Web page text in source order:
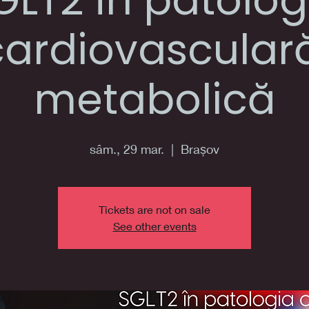
metabolică
sâm., 29 mar.
  |
Brașov
Tickets are not on sale
See other events